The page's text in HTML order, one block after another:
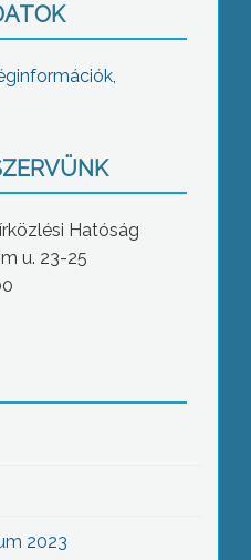
Hatóság
u. 23-25
2023